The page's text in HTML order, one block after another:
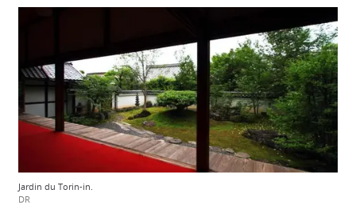
Jardin du Torin-in.
DR